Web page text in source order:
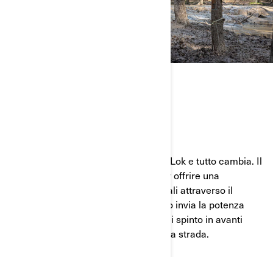
Attiva la funzione di BLOCCO Visco-4Lok e tutto cambia. Il
servosterzo dinamico DPS lavora per offrire una
sensazione e un controllo senza eguali attraverso il
manubrio. Un ingranaggio meccanico invia la potenza
direttamente alle ruote anteriori. E sei spinto in avanti
verso gli ostacoli più profondi sulla tua strada.